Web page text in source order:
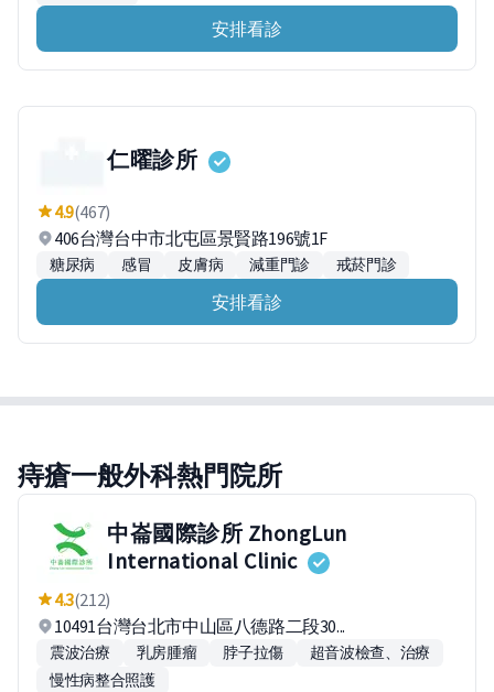
安排看診
仁曜診所
4.9(467)
406台灣台中市北屯區景賢路196號1F
糖尿病 感冒 皮膚病 減重門診 戒菸門診
安排看診
痔瘡一般外科熱門院所
中崙國際診所 ZhongLun
International Clinic
4.3(212)
10491台灣台北市中山區八德路二段30...
震波治療 乳房腫瘤 脖子拉傷
超音波檢查、治療
慢性病整合照護